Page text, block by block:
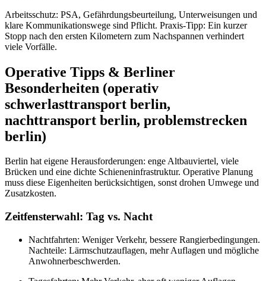
Arbeitsschutz: PSA, Gefährdungsbeurteilung, Unterweisungen und
klare Kommunikationswege sind Pflicht. Praxis-Tipp: Ein kurzer
Stopp nach den ersten Kilometern zum Nachspannen verhindert
viele Vorfälle.
Operative Tipps & Berliner
Besonderheiten (operativ
schwerlasttransport berlin,
nachttransport berlin, problemstrecken
berlin)
Berlin hat eigene Herausforderungen: enge Altbauviertel, viele
Brücken und eine dichte Schieneninfrastruktur. Operative Planung
muss diese Eigenheiten berücksichtigen, sonst drohen Umwege und
Zusatzkosten.
Zeitfensterwahl: Tag vs. Nacht
Nachtfahrten: Weniger Verkehr, bessere Rangierbedingungen.
Nachteile: Lärmschutzauflagen, mehr Auflagen und mögliche
Anwohnerbeschwerden.